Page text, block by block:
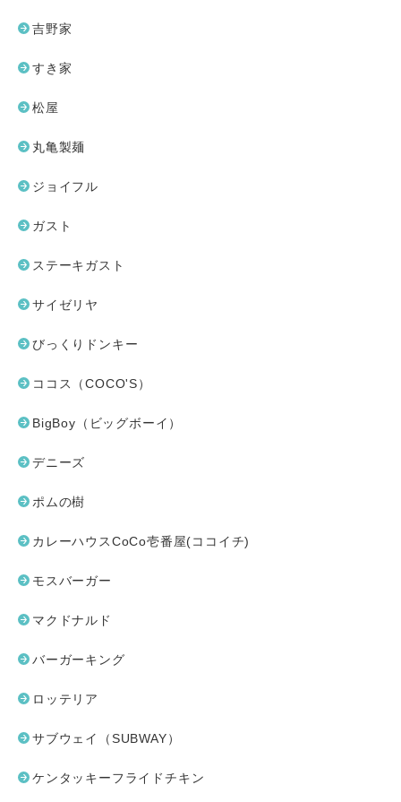
吉野家
すき家
松屋
丸亀製麺
ジョイフル
ガスト
ステーキガスト
サイゼリヤ
びっくりドンキー
ココス（COCO'S）
BigBoy（ビッグボーイ）
デニーズ
ポムの樹
カレーハウスCoCo壱番屋(ココイチ)
モスバーガー
マクドナルド
バーガーキング
ロッテリア
サブウェイ（SUBWAY）
ケンタッキーフライドチキン